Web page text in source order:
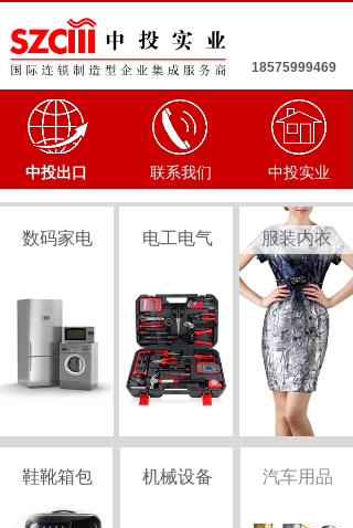
18575999469
中投实业
中投出口 联系我们
电工电气 服装内衣
数码家电
机械设备
鞋靴箱包 汽车用品